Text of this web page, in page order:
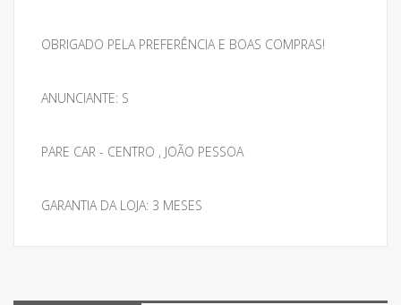
OBRIGADO PELA PREFERÊNCIA E BOAS COMPRAS!
ANUNCIANTE: S
PARE CAR - CENTRO , JOÃO PESSOA
GARANTIA DA LOJA: 3 MESES